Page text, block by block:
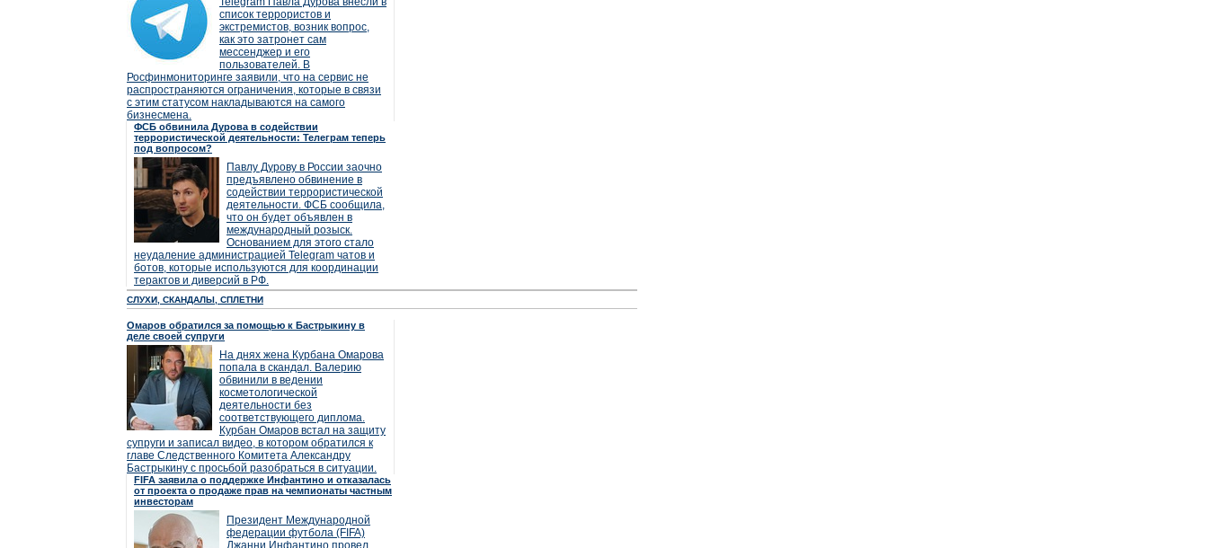
список террористов и
экстремистов, возник вопрос,
как это затронет сам
мессенджер и его
пользователей. В
Росфинмониторинге заявили, что на сервис не
распространяются ограничения, которые в связи
с этим статусом накладываются на самого
бизнесмена.
ФСБ обвинила Дурова в содействии
террористической деятельности: Телеграм теперь
под вопросом?
Павлу Дурову в России заочно
предъявлено обвинение в
содействии террористической
деятельности. ФСБ сообщила,
что он будет объявлен в
международный розыск.
Основанием для этого стало
неудаление администрацией Telegram чатов и
ботов, которые используются для координации
терактов и диверсий в РФ.
СЛУХИ, СКАНДАЛЫ, СПЛЕТНИ
Омаров обратился за помощью к Бастрыкину в
деле своей супруги
На днях жена Курбана Омарова
попала в скандал. Валерию
обвинили в ведении
косметологической
деятельности без
соответствующего диплома.
Курбан Омаров встал на защиту
супруги и записал видео, в котором обратился к
главе Следственного Комитета Александру
Бастрыкину с просьбой разобраться в ситуации.
FIFA заявила о поддержке Инфантино и отказалась
от проекта о продаже прав на чемпионаты частным
инвесторам
Президент Международной
федерации футбола (FIFA)
Джанни Инфантино провел